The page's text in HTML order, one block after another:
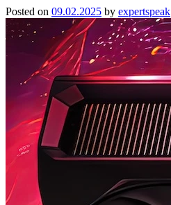
Posted on 09.02.2025 by expertspeak